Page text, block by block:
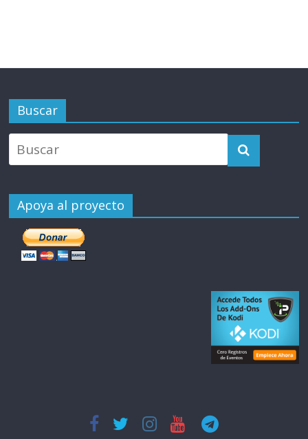
Buscar
Apoya al proyecto